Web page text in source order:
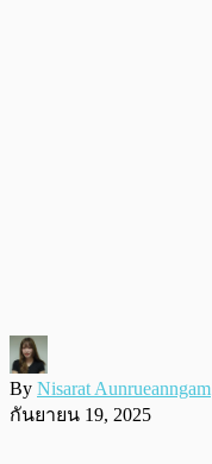
By Nisarat Aunrueanngam
กันยายน 19, 2025